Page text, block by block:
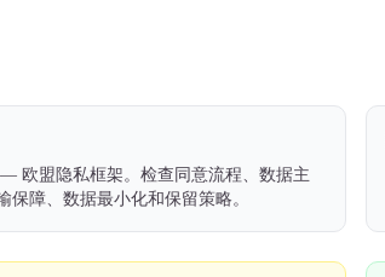
欧盟隐私框架。检查同意流程、数据主
保障、数据最小化和保留策略。